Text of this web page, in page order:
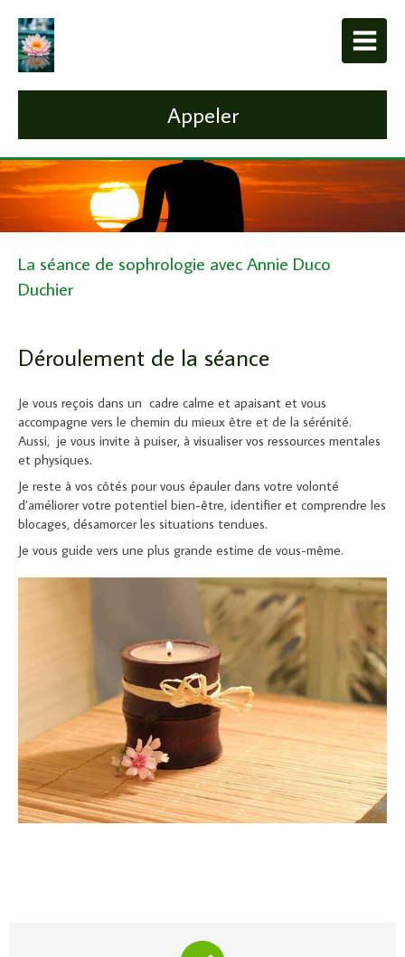
Appeler
La séance de sophrologie avec Annie Duco
Duchier
Déroulement de la séance
Je vous reçois dans un cadre calme et apaisant et vous
accompagne vers le chemin du mieux être et de la sérénité.
Aussi, je vous invite à puiser, à visualiser vos ressources mentales
et physiques.
Je reste à vos côtés pour vous épauler dans votre volonté
d’améliorer votre potentiel bien-être, identifier et comprendre les
blocages, désamorcer les situations tendues.
Je vous guide vers une plus grande estime de vous-même.